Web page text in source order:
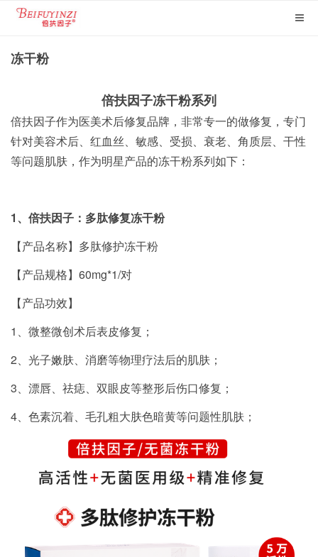
冻干粉
倍扶因子冻干粉系列
​倍扶因子作为医美术后修复品牌，非常专一的做修复，专门
针对美容术后、红血丝、敏感、受损、衰老、角质层、干性
等问题肌肤，作为明星产品的冻干粉系列如下：
1、倍扶因子： 多肽修复冻干粉
【产品名称】多肽修护冻干粉
【产品规格】60mg*1/对
【产品功效】
1、微整微创术后表皮修复；
2、光子嫩肤、消磨等物理疗法后的肌肤；
3、漂唇、祛痣、双眼皮等整形后伤口修复；
4、色素沉着、毛孔粗大肤色暗黄等问题性肌肤；